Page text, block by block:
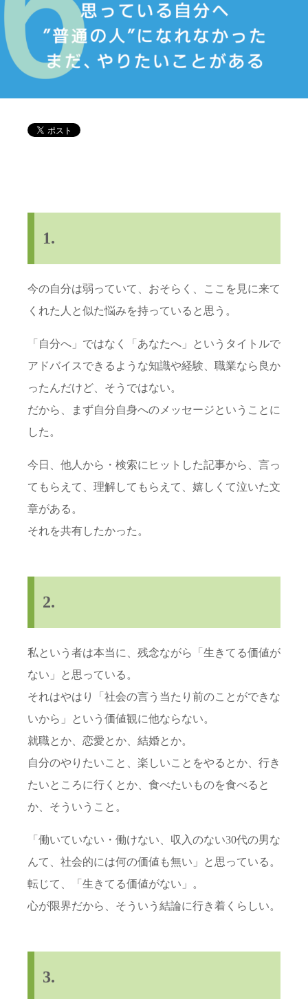
1.
今の自分は弱っていて、おそらく、ここを見に来て
くれた人と似た悩みを持っていると思う。
「自分へ」ではなく「あなたへ」というタイトルで
アドバイスできるような知識や経験、職業なら良か
ったんだけど、そうではない。
だから、まず自分自身へのメッセージということに
した。
今日、他人から・検索にヒットした記事から、言っ
てもらえて、理解してもらえて、嬉しくて泣いた文
章がある。
それを共有したかった。
2.
私という者は本当に、残念ながら「生きてる価値が
ない」と思っている。
それはやはり「社会の言う当たり前のことができな
いから」という価値観に他ならない。
就職とか、恋愛とか、結婚とか。
自分のやりたいこと、楽しいことをやるとか、行き
たいところに行くとか、食べたいものを食べると
か、そういうこと。
「働いていない・働けない、収入のない30代の男な
んて、社会的には何の価値も無い」と思っている。
転じて、「生きてる価値がない」。
心が限界だから、そういう結論に行き着くらしい。
3.